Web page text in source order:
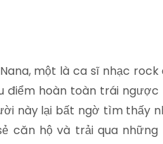
một là ca sĩ nhạc
điểm hoàn toàn trái ngược
này lại bất ngờ tìm thấy
căn hộ và trải qua